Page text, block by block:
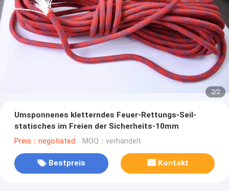
2/2
Umsponnenes kletterndes Feuer-Rettungs-Seil-
statisches im Freien der Sicherheits-10mm
Preis：negotiated MOQ：verhandelt
Bestpreis Kontakt